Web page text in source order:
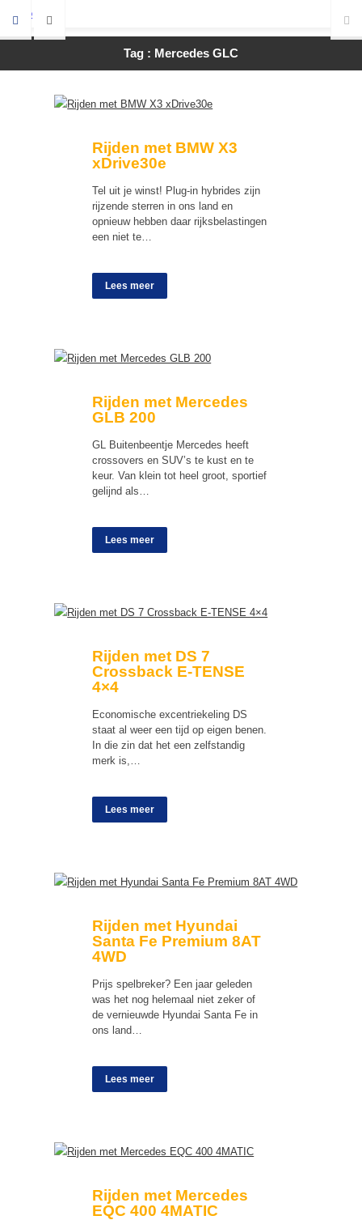
Tag : Mercedes GLC
Rijden met BMW X3
xDrive30e
Tel uit je winst! Plug-in hybrides zijn
rijzende sterren in ons land en
opnieuw hebben daar rijksbelastingen
een niet te…
Lees meer
Rijden met Mercedes
GLB 200
GL Buitenbeentje Mercedes heeft
crossovers en SUV’s te kust en te
keur. Van klein tot heel groot, sportief
gelijnd als…
Lees meer
Rijden met DS 7
Crossback E-TENSE
4×4
Economische excentriekeling DS
staat al weer een tijd op eigen benen.
In die zin dat het een zelfstandig
merk is,…
Lees meer
Rijden met Hyundai
Santa Fe Premium 8AT
4WD
Prijs spelbreker? Een jaar geleden
was het nog helemaal niet zeker of
de vernieuwde Hyundai Santa Fe in
ons land…
Lees meer
Rijden met Mercedes
EQC 400 4MATIC